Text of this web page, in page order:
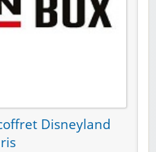
Disneyland